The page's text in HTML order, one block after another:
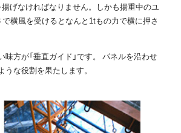
揚げなければなりません。しかも揚重中のユ
横風を受けるとなんと1tもの力で横に押さ
方が「垂直ガイド」です。 パネルを沿わせ
な役割を果たします。